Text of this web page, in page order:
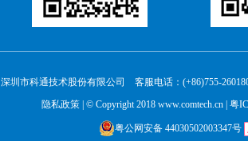
深圳市科通技术股份有限公司 客服电话：(+86)755-
隐私政策 | © Copyright 2018 www.comtech.cn | 粤
粤公网安备 44030502003347号